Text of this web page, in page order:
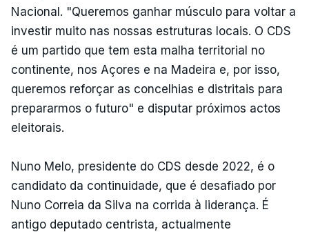
Nacional. "Queremos ganhar músculo para voltar a
investir muito nas nossas estruturas locais. O CDS
é um partido que tem esta malha territorial no
continente, nos Açores e na Madeira e, por isso,
queremos reforçar as concelhias e distritais para
prepararmos o futuro" e disputar próximos actos
eleitorais.
Nuno Melo, presidente do CDS desde 2022, é o
candidato da continuidade, que é desafiado por
Nuno Correia da Silva na corrida à liderança. É
antigo deputado centrista, actualmente